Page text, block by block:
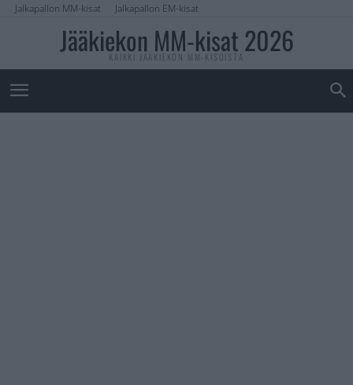
Jalkapallon MM-kisat Jalkapallon EM-kisat
Jääkiekon MM-kisat 2026
KAIKKI JÄÄKIEKON MM-KISOISTA